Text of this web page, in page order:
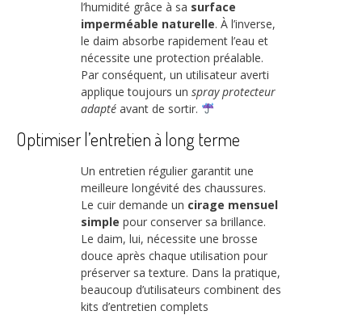
l’humidité grâce à sa surface
imperméable naturelle. À l’inverse,
le daim absorbe rapidement l’eau et
nécessite une protection préalable.
Par conséquent, un utilisateur averti
applique toujours un spray protecteur
adapté avant de sortir.
Optimiser l’entretien à long terme
Un entretien régulier garantit une
meilleure longévité des chaussures.
Le cuir demande un cirage mensuel
simple pour conserver sa brillance.
Le daim, lui, nécessite une brosse
douce après chaque utilisation pour
préserver sa texture. Dans la pratique,
beaucoup d’utilisateurs combinent des
kits d’entretien complets